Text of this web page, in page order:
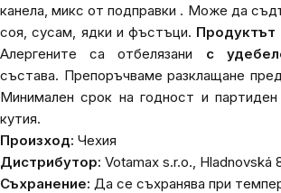
канела, микс от подправки . Може да
соя, сусам, ядки и фъстъци. Продуктът
Алергените са отбелязани с
състава. Препоръчваме разклащане
Минимален срок на годност и
кутия.
Произход: Чехия
Дистрибутор: Votamax s.r.o., Hladnovská
Съхранение: Да се ​​съхранява при